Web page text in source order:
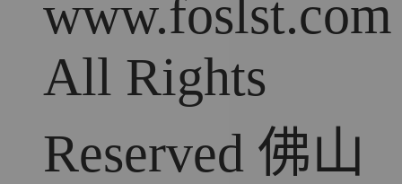
www.foslst.com
All Rights
Reserved 佛山